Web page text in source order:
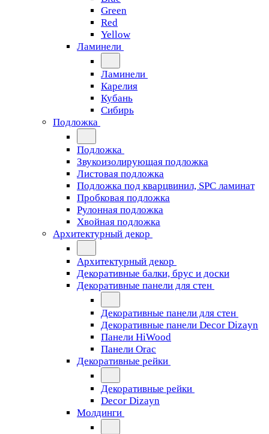
Green
Red
Yellow
Ламинели
Ламинели
Карелия
Кубань
Сибирь
Подложка
Подложка
Звукоизолирующая подложка
Листовая подложка
Подложка под кварцвинил, SPC ламинат
Пробковая подложка
Рулонная подложка
Хвойная подложка
Архитектурный декор
Архитектурный декор
Декоративные балки, брус и доски
Декоративные панели для стен
Декоративные панели для стен
Декоративные панели Decor Dizayn
Панели HiWood
Панели Orac
Декоративные рейки
Декоративные рейки
Decor Dizayn
Молдинги